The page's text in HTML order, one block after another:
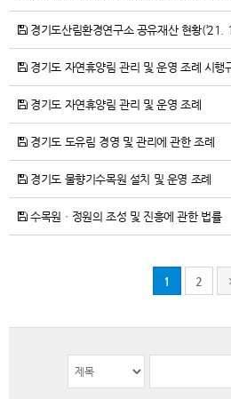
경기도산림환경연구소 공유재산 현황
경기도 자연휴양림 관리 및 운영 조례 시행
경기도 자연휴양림 관리 및 운영 조례
경기도 도유림 경영 및 관리에 관한 조례
경기도 물향기수목원 설치 및 운영 조례
수목원ㆍ정원의 조성 및 진흥에 관한 법률
1 2